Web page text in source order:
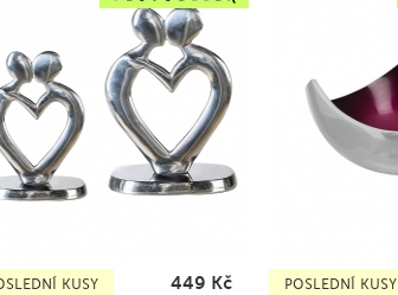
KUSY 449 Kč POSLEDNÍ KUSY